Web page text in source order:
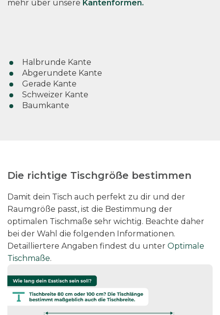
mehr über unsere Kantenformen.
Halbrunde Kante
Abgerundete Kante
Gerade Kante
Schweizer Kante
Baumkante
Die richtige Tischgröße bestimmen
Damit dein Tisch auch perfekt zu dir und der
Raumgröße passt, ist die Bestimmung der
optimalen Tischmaße sehr wichtig. Beachte daher
bei der Wahl die folgenden Informationen.
Detailliertere Angaben findest du unter Optimale
Tischmaße.